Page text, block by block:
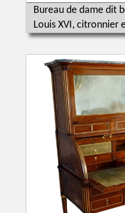
Bureau de dame dit
Louis XVI, citronnier